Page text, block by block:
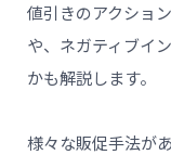
値引きのアクショ
や、ネガティブイ
かも解説します。
様々な販促手法が